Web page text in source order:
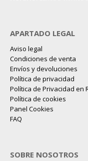
APARTADO LEGAL
Aviso legal
Condiciones de venta
Envíos y devoluciones
Política de privacidad
Política de Privacidad en
Política de cookies
Panel Cookies
FAQ
SOBRE NOSOTROS